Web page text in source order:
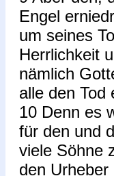
Engel
um seines
Herrlichkeit
nämlich
alle den Tod
10 Denn es
für den und
viele Söhne
den